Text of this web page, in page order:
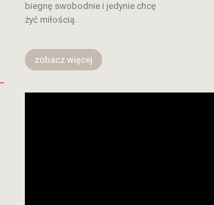
biegnę swobodnie i jedynie chcę
żyć miłością.
zobacz więcej